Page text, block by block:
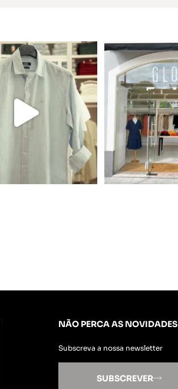
NÃO PERCA AS NOVIDADES
Subscreva a nossa newsletter
SUBSCREVER